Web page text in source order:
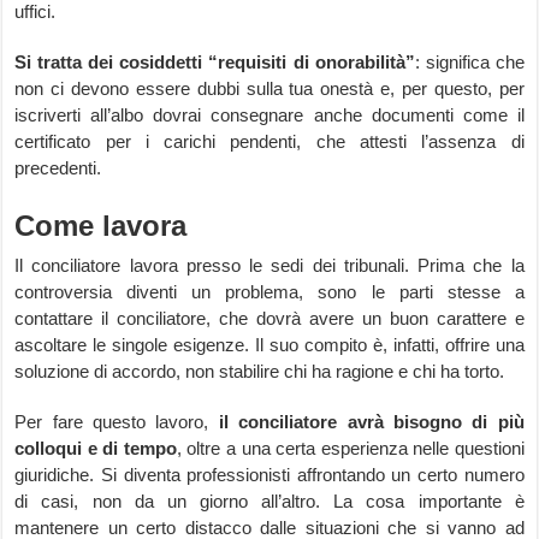
uffici.
Si tratta dei cosiddetti “requisiti di onorabilità”: significa che
non ci devono essere dubbi sulla tua onestà e, per questo, per
iscriverti all’albo dovrai consegnare anche documenti come il
certificato per i carichi pendenti, che attesti l’assenza di
precedenti.
Come lavora
Il conciliatore lavora presso le sedi dei tribunali. Prima che la
controversia diventi un problema, sono le parti stesse a
contattare il conciliatore, che dovrà avere un buon carattere e
ascoltare le singole esigenze. Il suo compito è, infatti, offrire una
soluzione di accordo, non stabilire chi ha ragione e chi ha torto.
Per fare questo lavoro, il conciliatore avrà bisogno di più
colloqui e di tempo, oltre a una certa esperienza nelle questioni
giuridiche. Si diventa professionisti affrontando un certo numero
di casi, non da un giorno all’altro. La cosa importante è
mantenere un certo distacco dalle situazioni che si vanno ad